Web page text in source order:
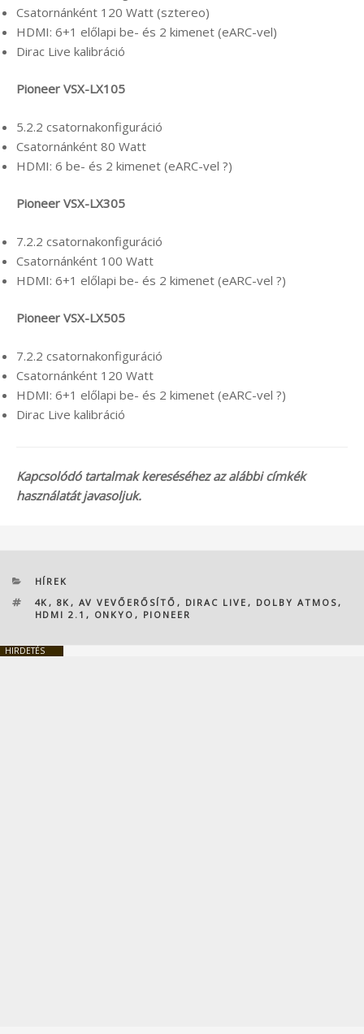
Csatornánként 120 Watt (sztereo)
HDMI: 6+1 előlapi be- és 2 kimenet (eARC-vel)
Dirac Live kalibráció
Pioneer VSX-LX105
5.2.2 csatornakonfiguráció
Csatornánként 80 Watt
HDMI: 6 be- és 2 kimenet (eARC-vel ?)
Pioneer VSX-LX305
7.2.2 csatornakonfiguráció
Csatornánként 100 Watt
HDMI: 6+1 előlapi be- és 2 kimenet (eARC-vel ?)
Pioneer VSX-LX505
7.2.2 csatornakonfiguráció
Csatornánként 120 Watt
HDMI: 6+1 előlapi be- és 2 kimenet (eARC-vel ?)
Dirac Live kalibráció
Kapcsolódó tartalmak kereséséhez az alábbi címkék
használatát javasoljuk.
KATEGÓRIÁK
HÍREK
CÍMKÉK
4K , 8K , AV VEVŐERŐSÍTŐ , DIRAC LIVE , DOLBY ATMOS,
HDMI 2.1 , ONKYO , PIONEER
HIRDETÉS